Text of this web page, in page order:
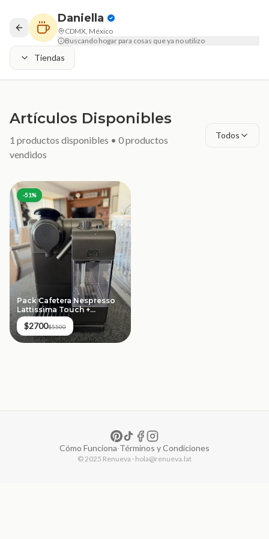
Daniella
CDMX, México
Buscando hogar para cosas que ya no utilizo
Tiendas
Artículos Disponibles
1 productos disponibles • 0productos
vendidos
Todos
-51%
Pack Cafetera Nespresso
Lattissima Touch +
Dispensador de Cápsulas
$2700$5500
Cómo Funciona·Términos y Condiciones
© 2025 Renueva · hola@renueva.lat